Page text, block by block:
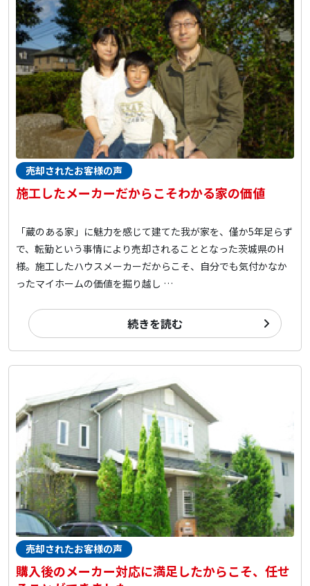
売却されたお客様の声
施工したメーカーだからこそわかる家の価値
「蔵のある家」に魅力を感じて建てた我が家を、僅か5年足らず
で、転勤という事情により売却されることとなった茨城県のH
様。施工したハウスメーカーだからこそ、自分でも気付かなか
ったマイホームの価値を掘り越し …
続きを読む
売却されたお客様の声
購入後のメーカー対応に満足したからこそ、任せ